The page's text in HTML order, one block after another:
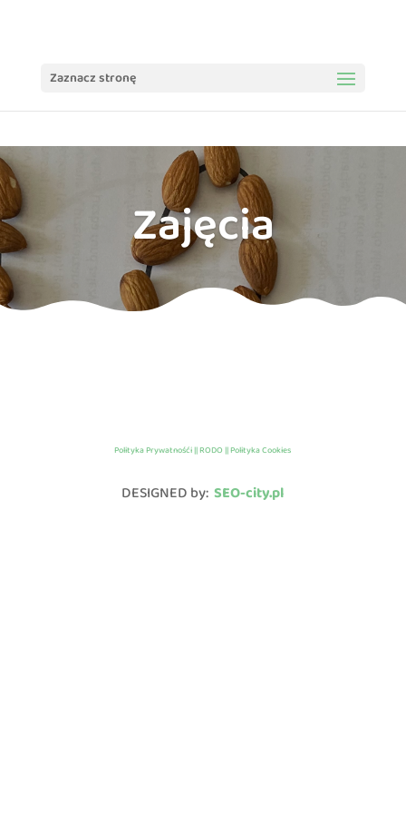
Zaznacz stronę
Zajęcia
Polityka Prywatnośći || RODO || Polityka Cookies
DESIGNED by:SEO-city.pl